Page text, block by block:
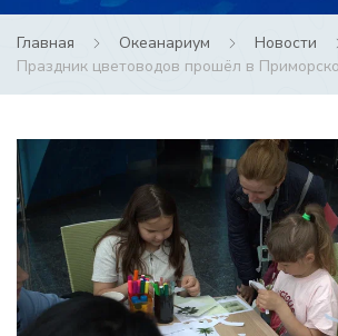
Главная Океанариум Новости
Праздник цветоводов прошёл в